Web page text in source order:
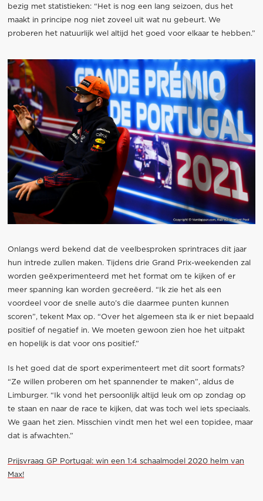
bezig met statistieken: “Het is nog een lang seizoen, dus het
maakt in principe nog niet zoveel uit wat nu gebeurt. We
proberen het natuurlijk wel altijd het goed voor elkaar te hebben.”
Onlangs werd bekend dat de veelbesproken sprintraces dit jaar
hun intrede zullen maken. Tijdens drie Grand Prix-weekenden zal
worden geëxperimenteerd met het format om te kijken of er
meer spanning kan worden gecreëerd. “Ik zie het als een
voordeel voor de snelle auto’s die daarmee punten kunnen
scoren”, tekent Max op. “Over het algemeen sta ik er niet bepaald
positief of negatief in. We moeten gewoon zien hoe het uitpakt
en hopelijk is dat voor ons positief.”
Is het goed dat de sport experimenteert met dit soort formats?
“Ze willen proberen om het spannender te maken”, aldus de
Limburger. “Ik vond het persoonlijk altijd leuk om op zondag op
te staan en naar de race te kijken, dat was toch wel iets speciaals.
We gaan het zien. Misschien vindt men het wel een topidee, maar
dat is afwachten.”
Prijsvraag GP Portugal: win een 1:4 schaalmodel 2020 helm van
Max!